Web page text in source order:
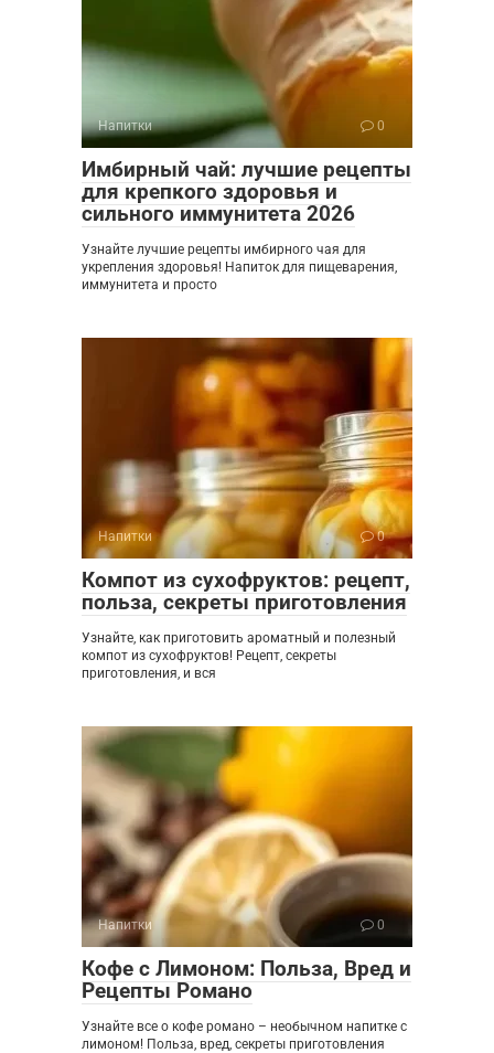
Напитки 0
Имбирный чай: лучшие рецепты
для крепкого здоровья и
сильного иммунитета 2026
Узнайте лучшие рецепты имбирного чая для
укрепления здоровья! Напиток для пищеварения,
иммунитета и просто
Напитки 0
Компот из сухофруктов: рецепт,
польза, секреты приготовления
Узнайте, как приготовить ароматный и полезный
компот из сухофруктов! Рецепт, секреты
приготовления, и вся
Напитки 0
Кофе с Лимоном: Польза, Вред и
Рецепты Романо
Узнайте все о кофе романо – необычном напитке с
лимоном! Польза, вред, секреты приготовления